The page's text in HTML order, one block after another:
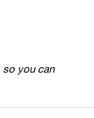
so you can